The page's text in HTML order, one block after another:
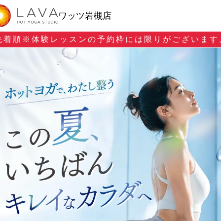
ワッツ岩槻店
順※ 体験レッスンの予約枠には限りがございます